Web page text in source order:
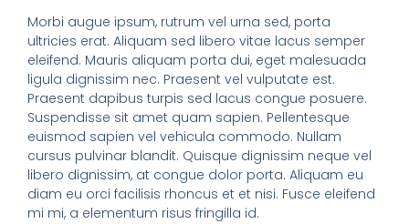
Morbi augue ipsum, rutrum vel urna sed, porta
ultricies erat. Aliquam sed libero vitae lacus semper
eleifend. Mauris aliquam porta dui, eget malesuada
ligula dignissim nec. Praesent vel vulputate est.
Praesent dapibus turpis sed lacus congue posuere.
Suspendisse sit amet quam sapien. Pellentesque
euismod sapien vel vehicula commodo. Nullam
cursus pulvinar blandit. Quisque dignissim neque vel
libero dignissim, at congue dolor porta. Aliquam eu
diam eu orci facilisis rhoncus et et nisi. Fusce eleifend
mi mi, a elementum risus fringilla id.